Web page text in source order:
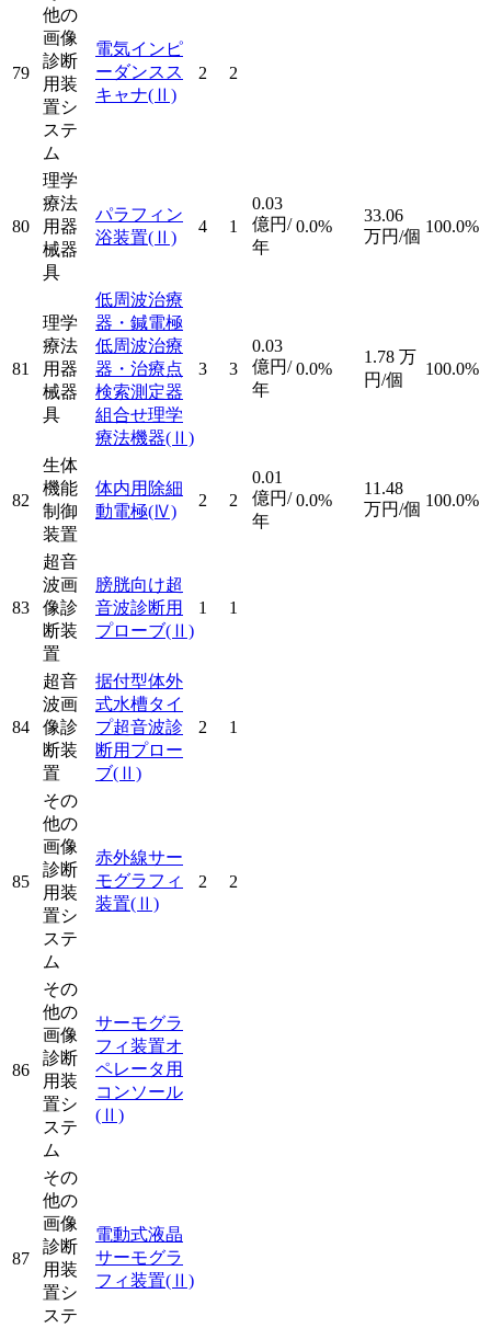
79
他の
画像
診断
用装
置シ
ステ
ム
電気インピ
ーダンスス
キャナ(Ⅱ)
2 2
80
理学
療法
用器
械器
具
パラフィン
浴装置(Ⅱ)
4 1
0.03
億円/
年
0.0%
33.06
万円/個
100.0%
81
理学
療法
用器
械器
具
低周波治療
器・鍼電極
低周波治療
器・治療点
検索測定器
組合せ理学
療法機器(Ⅱ)
3 3
0.03
億円/
年
0.0%
1.78 万
円/個
100.0%
82
生体
機能
制御
装置
体内用除細
動電極(Ⅳ)
2 2
0.01
億円/
年
0.0%
11.48
万円/個 100.0%
83
超音
波画
像診
断装
置
膀胱向け超
音波診断用
プローブ(Ⅱ)
1 1
84
超音
波画
像診
断装
置
据付型体外
式水槽タイ
プ超音波診
断用プロー
ブ(Ⅱ)
2 1
85
その
他の
画像
診断
用装
置シ
ステ
ム
赤外線サー
モグラフィ
装置(Ⅱ)
2 2
86
その
他の
画像
診断
用装
置シ
ステ
ム
サーモグラ
フィ装置オ
ペレータ用
コンソール
(Ⅱ)
87
その
他の
画像
診断
用装
置シ
ステ
電動式液晶
サーモグラ
フィ装置(Ⅱ)